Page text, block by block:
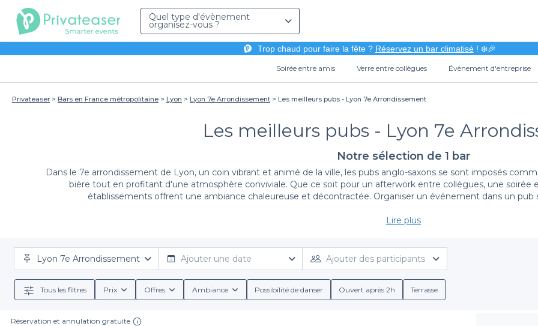
Quel type d'évènement
organisez-vous ?
Trop chaud pour faire la fête ? Réservez un bar climatisé! ❄️🎉
Soirée entre amis Verre entre collègues Évènement d'entreprise
Privateaser Bars en France métropolitaine Lyon Lyon 7e Arrondissement Les meilleurs pubs - Lyon 7e Arrondissement
Les meilleurs pubs - Lyon 7e
Notre sélection de 1 bar
Dans le 7e arrondissement de Lyon, un coin vibrant et animé de la ville, les pubs anglo-saxons se sont imposés
bière tout en profitant d'une atmosphère conviviale. Que ce soit pour un afterwork entre collègues, une
établissements offrent une ambiance chaleureuse et décontractée. Organiser un événement dans un
Réserver votre pub dans le 7e arrondissement n’a jamais été aussi simple grâce à Privateaser. Notre plateforme
saxons, chacun avec son propre charme et sa propre ambiance. Avec des détails clairs sur les conditions de
correspond le mieux à vos besoins. Que vous recherchiez des offres de groupe variées, des menus spécialement
qui ravira même les plus exigeants, nous avons tout ce qu'il vous
Lire plus
Lyon 7e Arrondissement Ajouter une date Ajouter des participants
Tous les filtres Prix Offres Ambiance Possibilité de danser Ouvert après 2h Terrasse
Réservation et annulation gratuite